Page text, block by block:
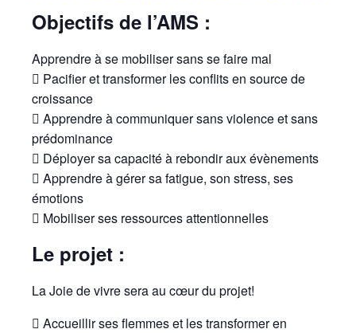
Objectifs de l’AMS :
Apprendre à se mobiliser sans se faire mal
 Pacifier et transformer les conflits en source de
croissance
 Apprendre à communiquer sans violence et sans
prédominance
 Déployer sa capacité à rebondir aux évènements
 Apprendre à gérer sa fatigue, son stress, ses
émotions
 Mobiliser ses ressources attentionnelles
Le projet :
La Joie de vivre sera au cœur du projet!
 Accueillir ses flemmes et les transformer en